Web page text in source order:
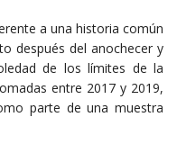
a una historia común
después del anochecer y
de los límites de la
entre 2017 y 2019,
parte de una muestra